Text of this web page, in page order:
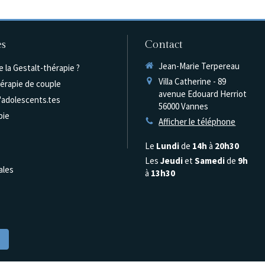
la Gestalt-thérapie ?
de couple
Contact
Jean-Marie Terpereau
Villa Catherine - 89
avenue Edouard Herriot
56000Vannes
Afficher le téléphone
Le Lundide 14h à 20h30
LesJeudietSamedide 9h
à 13h30